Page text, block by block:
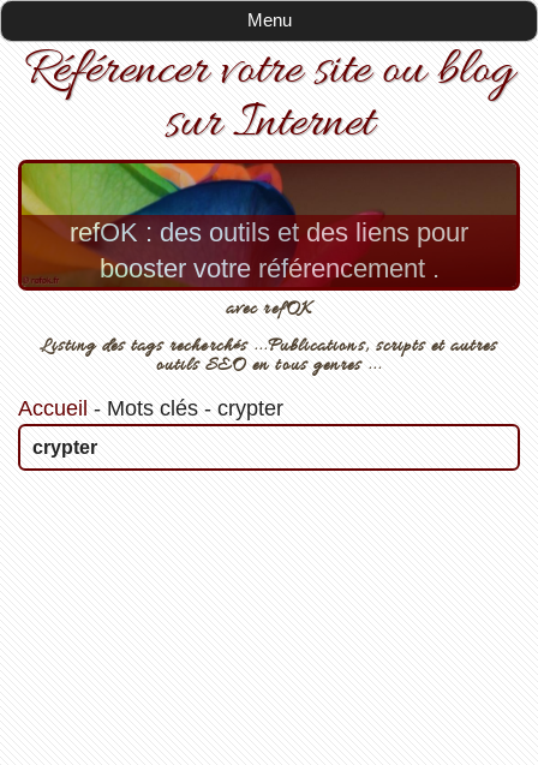
Menu
Référencer votre site ou blog
sur Internet
refOK : des outils et des liens pour
booster votre référencement .
avec refOK
Listing des tags recherchés ...Publications, scripts et autres
outils SEO en tous genres ...
Accueil - Mots clés- crypter
crypter